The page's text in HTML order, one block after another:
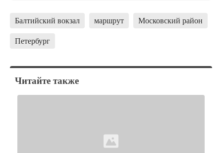
Балтийский вокзал маршрут
Московский район
Петербург
Читайте также